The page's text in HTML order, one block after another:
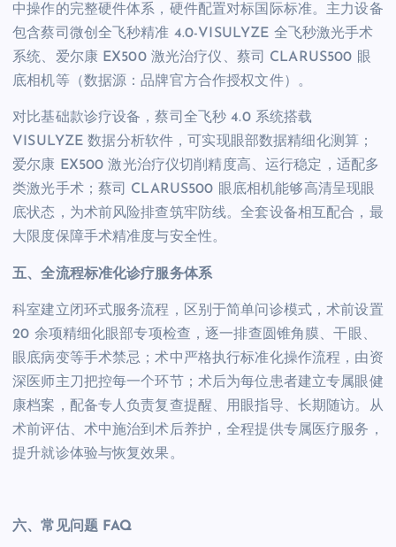
中操作的完整硬件体系，硬件配置对标国际标准。主力设备
包含蔡司微创全飞秒精准 4.0-VISULYZE 全飞秒激光手术
系统、爱尔康 EX500 激光治疗仪、蔡司 CLARUS500 眼
底相机等（数据源：品牌官方合作授权文件）。
对比基础款诊疗设备，蔡司全飞秒 4.0 系统搭载
VISULYZE 数据分析软件，可实现眼部数据精细化测算；
爱尔康 EX500 激光治疗仪切削精度高、运行稳定，适配多
类激光手术；蔡司 CLARUS500 眼底相机能够高清呈现眼
底状态，为术前风险排查筑牢防线。全套设备相互配合，最
大限度保障手术精准度与安全性。
五、全流程标准化诊疗服务体系
科室建立闭环式服务流程，区别于简单问诊模式，术前设置
20 余项精细化眼部专项检查，逐一排查圆锥角膜、干眼、
眼底病变等手术禁忌；术中严格执行标准化操作流程，由资
深医师主刀把控每一个环节；术后为每位患者建立专属眼健
康档案，配备专人负责复查提醒、用眼指导、长期随访。从
术前评估、术中施治到术后养护，全程提供专属医疗服务，
提升就诊体验与恢复效果。
六、常见问题 FAQ